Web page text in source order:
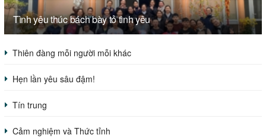
Tình yêu thúc bách bày tỏ tình yêu
Thiên đàng mỗi người mỗi khác
Hẹn lần yêu sâu đậm!
Tín trung
Cảm nghiệm và Thức tỉnh